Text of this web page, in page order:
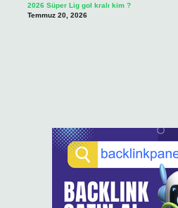
2026 Süper Lig gol kralı kim ?
Temmuz 20, 2026